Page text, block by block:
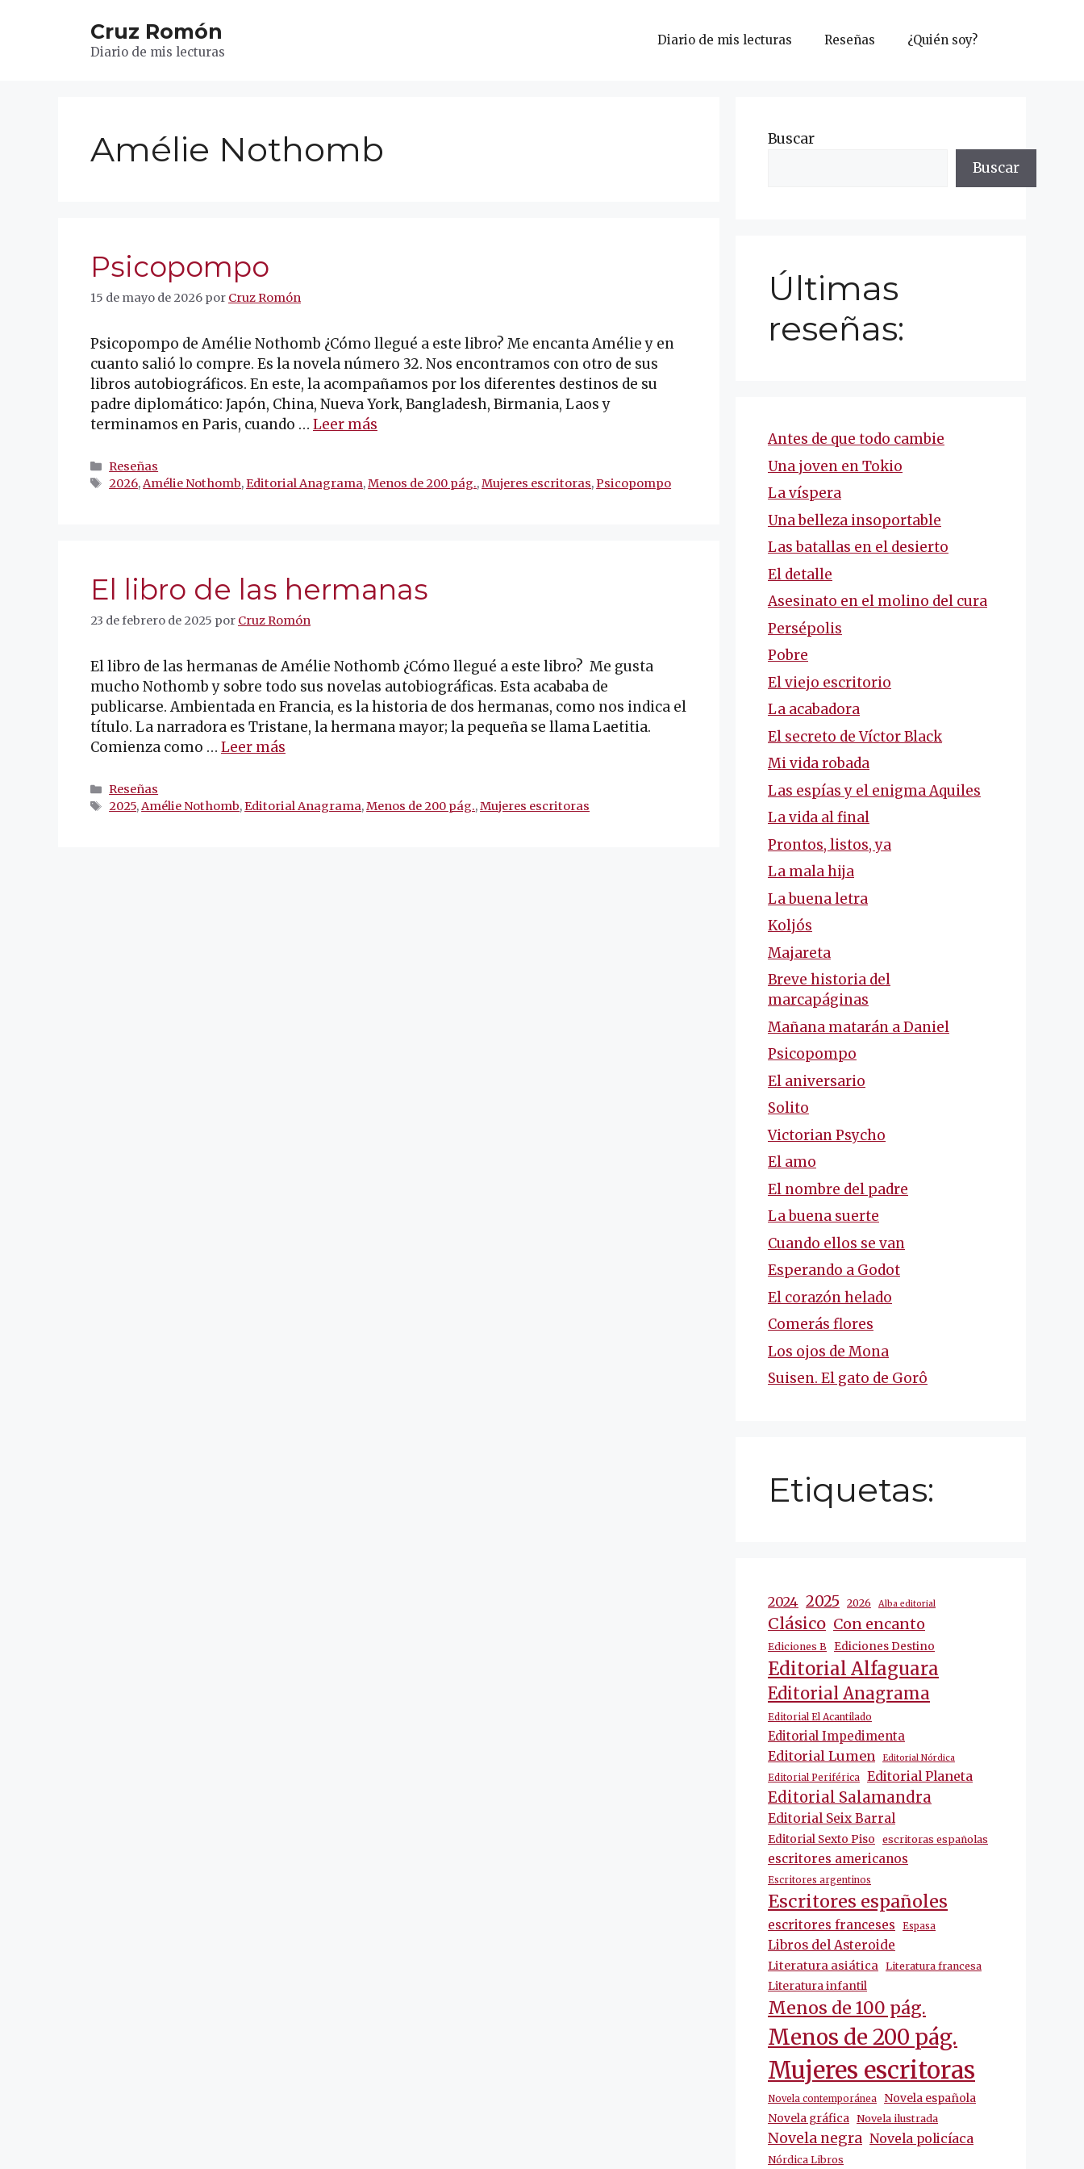
Cruz Romón
Diario de mis lecturas
Diario de mis lecturas Reseñas ¿Quién soy?
Amélie Nothomb
Psicopompo
15 de mayo de 2026 por Cruz Romón
Psicopompo de Amélie Nothomb ¿Cómo llegué a este libro? Me encanta Amélie y en
cuanto salió lo compre. Es la novela número 32. Nos encontramos con otro de sus
libros autobiográficos. En este, la acompañamos por los diferentes destinos de su
padre diplomático: Japón, China, Nueva York, Bangladesh, Birmania, Laos y
terminamos en Paris, cuando … Leer más
Categorías
Reseñas
Etiquetas
2026,Amélie Nothomb,Editorial Anagrama,Menos de 200 pág.,Mujeres escritoras,Psicopompo
El libro de las hermanas
23 de febrero de 2025 por Cruz Romón
El libro de las hermanas de Amélie Nothomb ¿Cómo llegué a este libro? Me gusta
mucho Nothomb y sobre todo sus novelas autobiográficas. Esta acababa de
publicarse. Ambientada en Francia, es la historia de dos hermanas, como nos indica el
título. La narradora es Tristane, la hermana mayor; la pequeña se llama Laetitia.
Comienza como … Leer más
Categorías
Reseñas
Etiquetas
2025,Amélie Nothomb,Editorial Anagrama,Menos de 200 pág.,Mujeres escritoras
Buscar
Buscar
Últimas
reseñas:
Antes de que todo cambie
Una joven en Tokio
La víspera
Una belleza insoportable
Las batallas en el desierto
El detalle
Asesinato en el molino del cura
Persépolis
Pobre
El viejo escritorio
La acabadora
El secreto de Víctor Black
Mi vida robada
Las espías y el enigma Aquiles
La vida al final
Prontos, listos, ya
La mala hija
La buena letra
Koljós
Majareta
Breve historia del
marcapáginas
Mañana matarán a Daniel
Psicopompo
El aniversario
Solito
Victorian Psycho
El amo
El nombre del padre
La buena suerte
Cuando ellos se van
Esperando a Godot
El corazón helado
Comerás flores
Los ojos de Mona
Suisen. El gato de Gorô
Etiquetas:
2024 2025 2026 Alba editorial
Clásico Con encanto
Ediciones B Ediciones Destino
Editorial Alfaguara
Editorial Anagrama
Editorial El Acantilado
Editorial Impedimenta
Editorial Lumen Editorial Nórdica
Editorial Periférica Editorial Planeta
Editorial Salamandra
Editorial Seix Barral
Editorial Sexto Piso escritoras españolas
escritores americanos
Escritores argentinos
Escritores españoles
escritores franceses Espasa
Libros del Asteroide
Literatura asiática Literatura francesa
Literatura infantil
Menos de 100 pág.
Menos de 200 pág.
Mujeres escritoras
Novela contemporánea
Novela española
Novela gráfica Novela ilustrada
Novela negra Novela policíaca
Nórdica Libros